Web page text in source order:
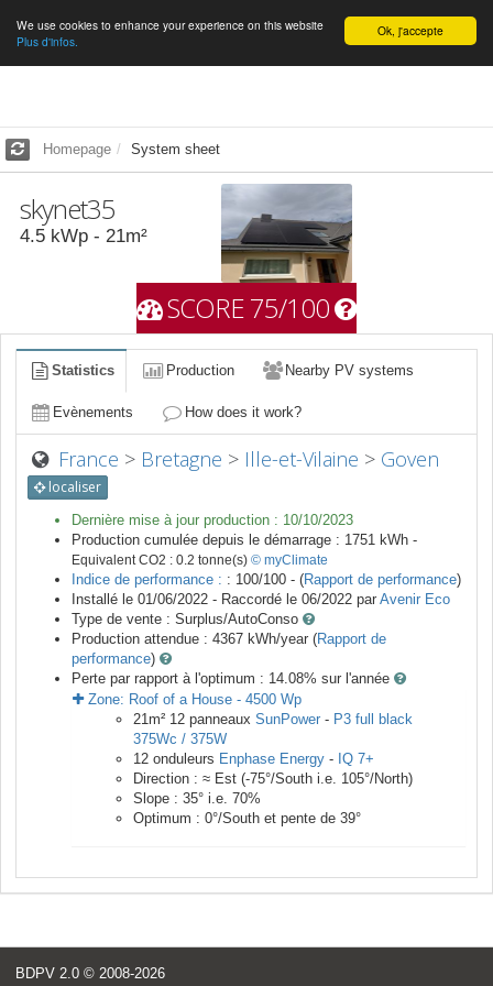
English Ok, j'accepte
We use cookies to enhance your experience on this website
Plus d'infos.
Homepage System sheet
skynet35
4.5 kWp - 21m²
SCORE 75/100
Statistics Production Nearby PV systems
Evènements How does it work?
France > Bretagne > Ille-et-Vilaine > Goven
localiser
Dernière mise à jour production : 10/10/2023
Production cumulée depuis le démarrage : 1751 kWh -
Equivalent CO2 : 0.2 tonne(s) © myClimate
Indice de performance : : 100/100 - (Rapport de performance)
Installé le 01/06/2022 - Raccordé le 06/2022 par Avenir Eco
Type de vente : Surplus/AutoConso
Production attendue : 4367 kWh/year (Rapport de
performance)
Perte par rapport à l'optimum : 14.08% sur l'année
Zone: Roof of a House - 4500 Wp
21m² 12 panneaux SunPower - P3 full black
375Wc / 375W
12 onduleurs Enphase Energy - IQ 7+
Direction : ≈ Est (-75°/South i.e. 105°/North)
Slope : 35° i.e. 70%
Optimum : 0°/South et pente de 39°
BDPV 2.0 © 2008-2026